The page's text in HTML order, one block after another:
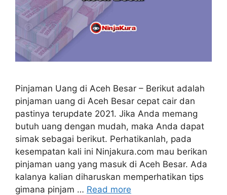
Pinjaman Uang di Aceh Besar – Berikut adalah
pinjaman uang di Aceh Besar cepat cair dan
pastinya terupdate 2021. Jika Anda memang
butuh uang dengan mudah, maka Anda dapat
simak sebagai berikut. Perhatikanlah, pada
kesempatan kali ini Ninjakura.com mau berikan
pinjaman uang yang masuk di Aceh Besar. Ada
kalanya kalian diharuskan memperhatikan tips
gimana pinjam … Read more